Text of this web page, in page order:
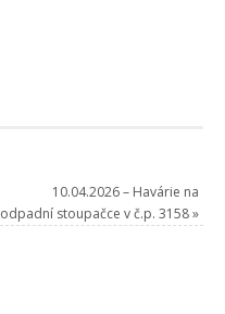
10.04.2026 – Havárie na
odpadní stoupačce v č.p. 3158»